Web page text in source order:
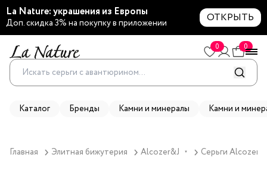
La Nature: украшения из Европы
Доп. скидка 3% на покупку в приложении ОТКРЫТЬ
0 0
Каталог Бренды Камни и минералы Камни и
Главная Элитная бижутерия Alcozer&J ▼ Серьги